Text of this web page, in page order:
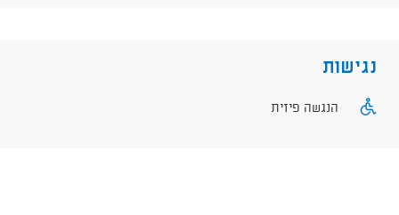
נגישות
הנגשה פיזית